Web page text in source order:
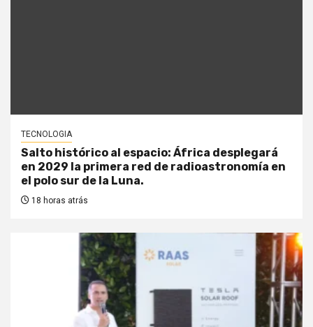
TECNOLOGIA
Salto histórico al espacio: África desplegará
en 2029 la primera red de radioastronomía en
el polo sur de la Luna.
18 horas atrás